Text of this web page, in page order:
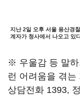
지난 2일 오후 서울 용산경
계자가 청사에서 나오고 있
※ 우울감 등 말하
런 어려움을 겪는
상담전화 1393,